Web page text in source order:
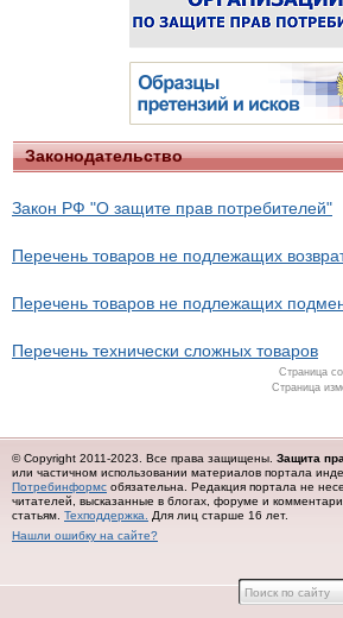
Законодательство
Закон РФ "О защите прав потребителей"
Перечень товаров не подлежащих
Перечень товаров не подлежащих
Перечень технически сложных товаров
Страница
Страница
© Copyright 2011-2023. Все права защищены. Защита
или частичном использовании материалов портала
Потребинформс обязательна. Редакция портала не
читателей, высказанные в блогах, форуме и
статьям. Техподдержка.
Для лиц старше 16 лет.
Нашли ошибку на сайте?